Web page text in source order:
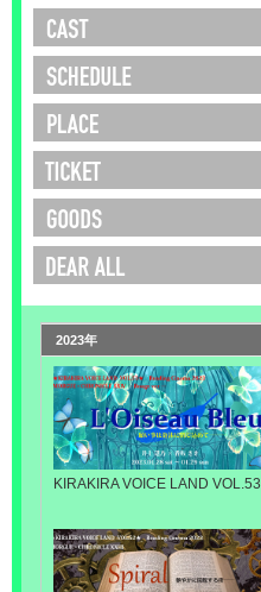
2023年
KIRAKIRA VOICE LAND VOL.53